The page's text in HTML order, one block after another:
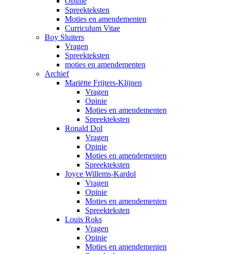
Spreekteksten
Moties en amendementen
Curriculum Vitae
Boy Sluiters
Vragen
Spreekteksten
moties en amendementen
Archief
Mariëtte Frijters-Klijnen
Vragen
Opinie
Moties en amendementen
Spreekteksten
Ronald Dol
Vragen
Opinie
Moties en amendementen
Spreekteksten
Joyce Willems-Kardol
Vragen
Opinie
Moties en amendementen
Spreekteksten
Louis Roks
Vragen
Opinie
Moties en amendementen